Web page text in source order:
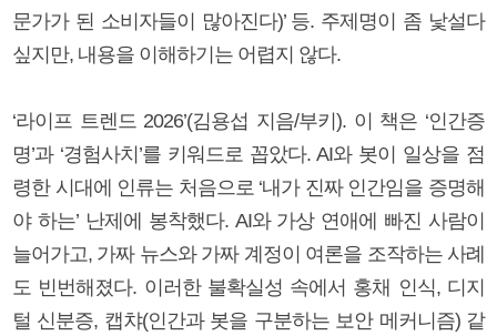
문가가 된 소비자들이 많아진다)’ 등. 주제명이 좀 낯설다
싶지만, 내용을 이해하기는 어렵지 않다.
‘라이프 트렌드 2026’(김용섭 지음/부키). 이 책은 ‘인간증
명’과 ‘경험사치’를 키워드로 꼽았다. AI와 봇이 일상을 점
령한 시대에 인류는 처음으로 ‘내가 진짜 인간임을 증명해
야 하는’ 난제에 봉착했다. AI와 가상 연애에 빠진 사람이
늘어가고, 가짜 뉴스와 가짜 계정이 여론을 조작하는 사례
도 빈번해졌다. 이러한 불확실성 속에서 홍채 인식, 디지
털 신분증, 캡챠(인간과 봇을 구분하는 보안 메커니즘) 같